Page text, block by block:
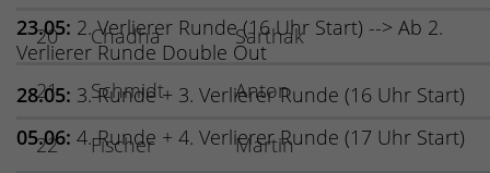
20 Chadha Sarthak
21 Schmidt Anton
22 Fischer Martin
23.05: 2. Verlierer Runde (16 Uhr Start) --> Ab 2.
Verlierer Runde Double Out
28.05: 3. Runde + 3. Verlierer Runde (16 Uhr Start)
05.06: 4. Runde + 4. Verlierer Runde (17 Uhr Start)